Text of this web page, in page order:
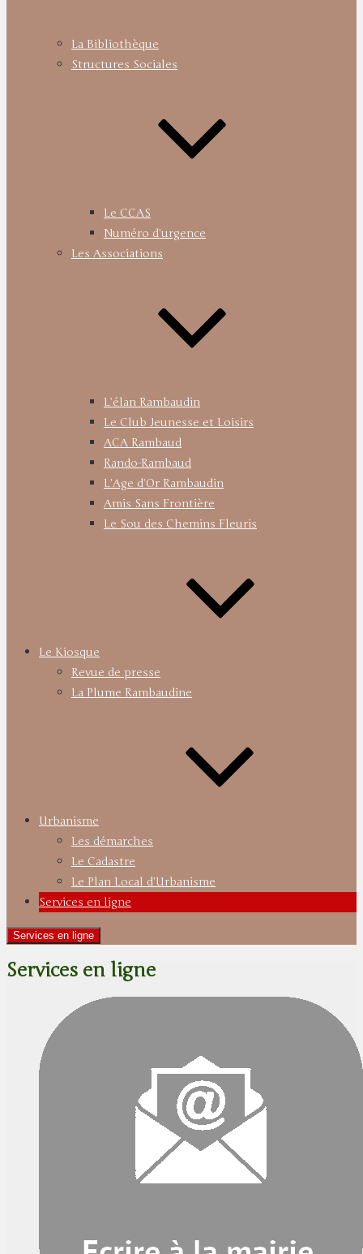
La Bibliothèque
Structures Sociales
Le CCAS
Numéro d’urgence
Les Associations
L’élan Rambaudin
Le Club Jeunesse et Loisirs
ACA Rambaud
Rando-Rambaud
L’Age d’Or Rambaudin
Amis Sans Frontière
Le Sou des Chemins Fleuris
Le Kiosque
Revue de presse
La Plume Rambaudine
Urbanisme
Les démarches
Le Cadastre
Le Plan Local d’Urbanisme
Services en ligne
Services en ligne
Services en ligne